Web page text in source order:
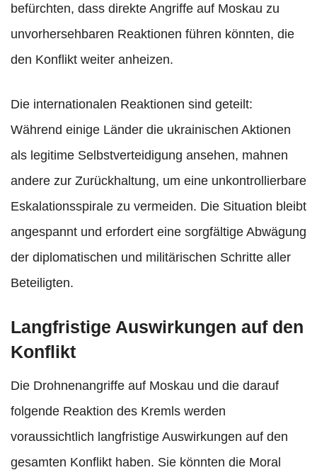
befürchten, dass direkte Angriffe auf Moskau zu
unvorhersehbaren Reaktionen führen könnten, die
den Konflikt weiter anheizen.
Die internationalen Reaktionen sind geteilt:
Während einige Länder die ukrainischen Aktionen
als legitime Selbstverteidigung ansehen, mahnen
andere zur Zurückhaltung, um eine unkontrollierbare
Eskalationsspirale zu vermeiden. Die Situation bleibt
angespannt und erfordert eine sorgfältige Abwägung
der diplomatischen und militärischen Schritte aller
Beteiligten.
Langfristige Auswirkungen auf den
Konflikt
Die Drohnenangriffe auf Moskau und die darauf
folgende Reaktion des Kremls werden
voraussichtlich langfristige Auswirkungen auf den
gesamten Konflikt haben. Sie könnten die Moral